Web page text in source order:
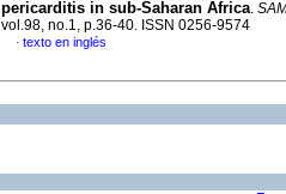
pericarditis in sub-Saharan Africa.
vol.98, no.1, p.36-40. ISSN 0256-9574
· texto en inglés